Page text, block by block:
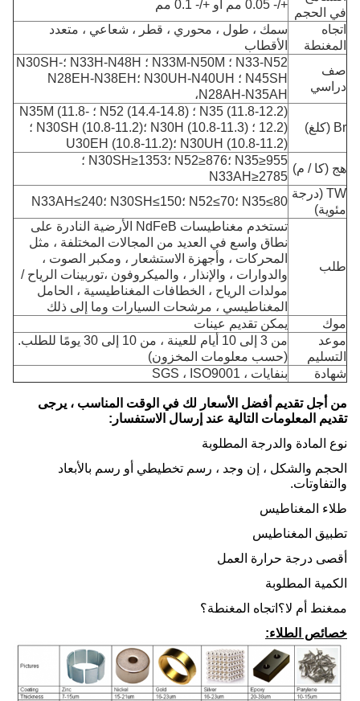
في الحجم
+/- 0.05 مم أو +/- 0.1 مم
اتجاه
المغنطة
سمك ، طول ، محوري ، قطر ، شعاعي ، متعدد
الأقطاب
صف
دراسي
N33-N52 ؛ N33M-N50M ؛ N33H-N48H ؛N30SH-
N45SH ؛ N30UH-N40UH ؛N28EH-N38EH
،N28AH-N35AH
Br (كلغ)
N35 (11.8-12.2) ؛ N52 (14.4-14.8) ؛ N35M (11.8-
12.2) ؛ N30H (10.8-11.3) ؛N30SH (10.8-11.2) ؛
N30UH (10.8-11.2) ؛U30EH (10.8-11.2)
هج (كا / م)
N35≥955 ؛N52≥876 ؛N30SH≥1353 ؛
N33AH≥2785
TW (درجة
مئوية)
N35≤80 ؛N52≤70 ؛N30SH≤150 ؛N33AH≤240
طلب
تستخدم مغناطيسات NdFeB الأرضية النادرة على
نطاق واسع في العديد من المجالات المختلفة ، مثل
المحركات ، وأجهزة الاستشعار ، ومكبر الصوت ،
والدوارات ، والإنذار ، والميكروفون ، توربينات الرياح /
مولدات الرياح ، الخطافات المغناطيسية ، الحامل
المغناطيسي ، مرشحات السيارات وما إلى ذلك
موك
يمكن تقديم عينات
موعد
التسليم
من 3 إلى 10 أيام للعينة ، من 10 إلى 30 يومًا للطلب.
(حسب معلومات المخزون)
شهادة
بنفايات ، SGS ، ISO9001
من أجل تقديم أفضل الأسعار لك في الوقت المناسب ، يرجى
تقديم المعلومات التالية عند إرسال الاستفسار:
نوع المادة والدرجة المطلوبة
الحجم والشكل ، إن وجد ، رسم تخطيطي أو رسم بالأبعاد
والتفاوتات.
طلاء المغناطيس
تطبيق المغناطيس
أقصى درجة حرارة العمل
الكمية المطلوبة
ممغنط أم لا؟اتجاه المغنطة؟
خصائص الطلاء: